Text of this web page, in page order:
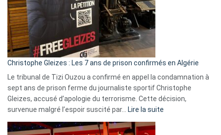
Slovénie
rejettent
la
présence
d’Israël
Christophe Gleizes : Les 7 ans de prison confirmés en Algérie
Le tribunal de Tizi Ouzou a confirmé en appel la condamnation à
sept ans de prison ferme du journaliste sportif Christophe
Gleizes, accusé d’apologie du terrorisme. Cette décision,
survenue malgré l’espoir suscité par… Lire la suite